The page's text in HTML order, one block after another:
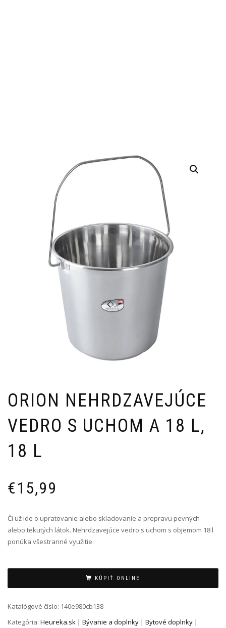
ORION NEHRDZAVEJÚCE
VEDRO S UCHOM A 18 L,
18 L
€15,99
Či už ide o upratovanie alebo skladovanie a prepravu pevných
alebo tekutých látok. Nehrdzavejúce vedro s uchom s objemom 18 l
ponúka všestranné využitie.
KÚPIŤ ONLINE
Katalógové číslo: 140e980cb138
Kategória: Heureka.sk | Bývanie a doplnky | Bytové doplnky |